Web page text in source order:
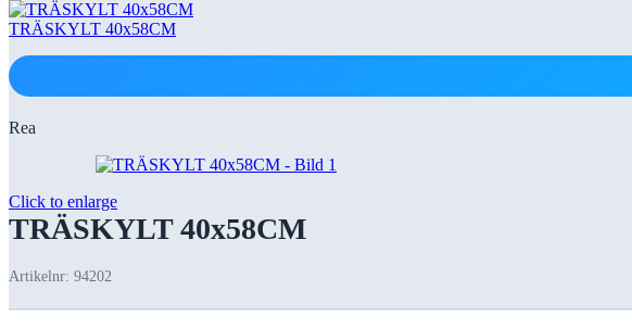
TRÄSKYLT 40x58CM
Rea
Click to enlarge
TRÄSKYLT 40x58CM
Artikelnr: 94202